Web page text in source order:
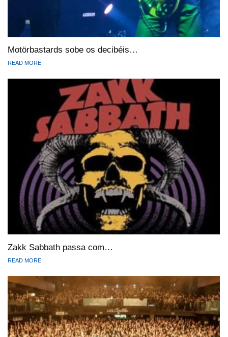
Motörbastards sobe os decibéis…
READ MORE
Zakk Sabbath passa com…
READ MORE